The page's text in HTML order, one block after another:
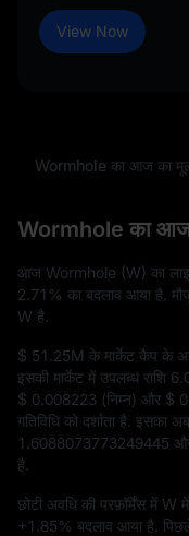
View Now
Wormhole का आज का
Wormhole का आज
आज Wormhole (W) का
2.71% का बदलाव आया है.
W है.
$ 51.25M के मार्केट कैप के
इसकी मार्केट में उपलब्ध राशि
$ 0.008223 (निम्न) और $
गतिविधि को दर्शाता है.
1.6088073773249445
है.
छोटी अवधि की परफ़ॉर्मेंस में
+1.85% बदलाव आया है.